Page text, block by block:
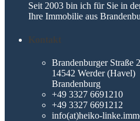
Seit 2003 bin ich für Sie in
Ihre Immobilie aus
Kontakt
Brandenburger Straße
14542 Werder (Havel)
Brandenburg
+49 3327 6691210
+49 3327 6691212
info(at)heiko-